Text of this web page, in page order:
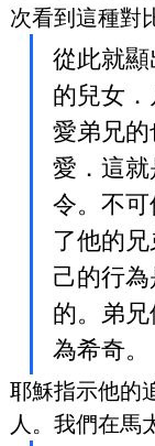
次看到這種對
從此就
的兒女
愛弟兄
愛．這
令。不
了他的
己的行
的。弟
為希奇。
耶穌指示他的
人。我們在馬